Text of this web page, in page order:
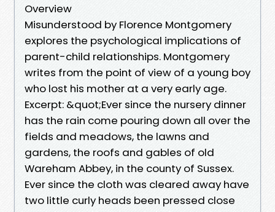
Overview
Misunderstood by Florence Montgomery
explores the psychological implications of
parent-child relationships. Montgomery
writes from the point of view of a young boy
who lost his mother at a very early age.
Excerpt: &quot;Ever since the nursery dinner
has the rain come pouring down all over the
fields and meadows, the lawns and
gardens, the roofs and gables of old
Wareham Abbey, in the county of Sussex.
Ever since the cloth was cleared away have
two little curly heads been pressed close